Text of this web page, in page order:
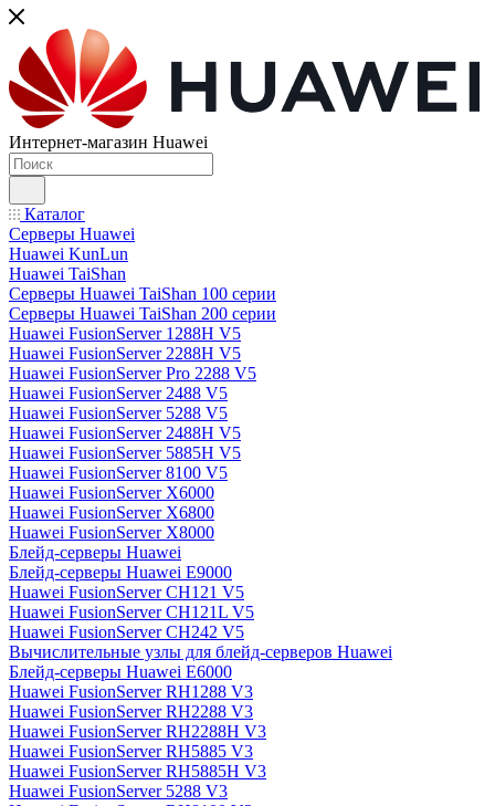
Интернет-магазин Huawei
Каталог
Серверы Huawei
Huawei KunLun
Huawei TaiShan
Серверы Huawei TaiShan 100 серии
Серверы Huawei TaiShan 200 серии
Huawei FusionServer 1288H V5
Huawei FusionServer 2288H V5
Huawei FusionServer Pro 2288 V5
Huawei FusionServer 2488 V5
Huawei FusionServer 5288 V5
Huawei FusionServer 2488H V5
Huawei FusionServer 5885H V5
Huawei FusionServer 8100 V5
Huawei FusionServer X6000
Huawei FusionServer X6800
Huawei FusionServer X8000
Блейд-серверы Huawei
Блейд-серверы Huawei E9000
Huawei FusionServer CH121 V5
Huawei FusionServer CH121L V5
Huawei FusionServer CH242 V5
Вычислительные узлы для блейд-серверов Huawei
Блейд-серверы Huawei E6000
Huawei FusionServer RH1288 V3
Huawei FusionServer RH2288 V3
Huawei FusionServer RH2288H V3
Huawei FusionServer RH5885 V3
Huawei FusionServer RH5885H V3
Huawei FusionServer 5288 V3